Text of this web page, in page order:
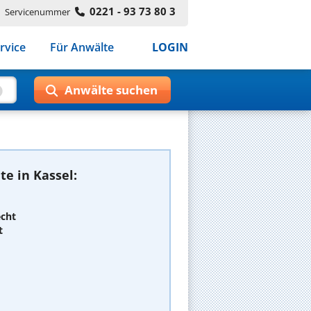
Servicenummer 0221 - 93 73 80 3
Für Anwälte LOGIN
in Kassel: